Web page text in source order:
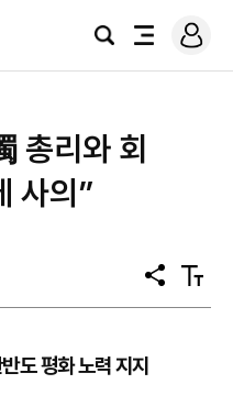
검
전
로
그
총리와 회
사의”
공
유
텍
스
도 평화 노력 지지